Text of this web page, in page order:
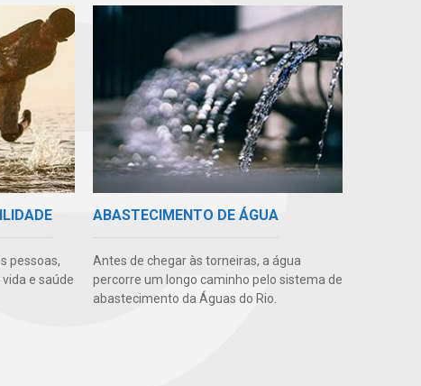
pessoas,
e saúde
ABASTECIMENTO DE ÁGUA
Antes de chegar às torneiras, a água
percorre um longo caminho pelo sistema de
abastecimento da Águas do Rio.